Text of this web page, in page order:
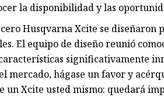
la disponibilidad y las
Husqvarna Xcite se
El equipo de diseño reunió
significativamente
mercado, hágase un favor y
un Xcite usted mismo: quedará